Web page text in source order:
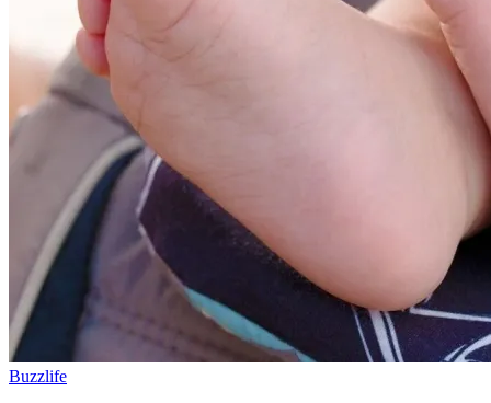
Buzzlife